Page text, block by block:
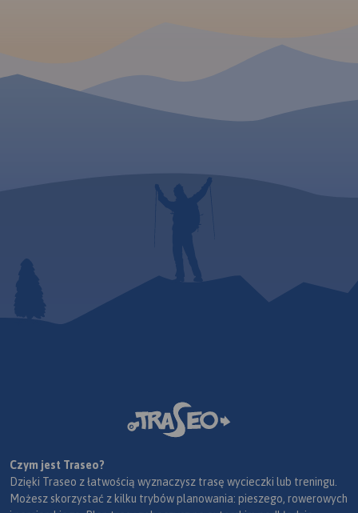
Czym jest Traseo?
Dzięki Traseo z łatwością wyznaczysz trasę wycieczki lub treningu.
Możesz skorzystać z kilku trybów planowania: pieszego, rowerowych